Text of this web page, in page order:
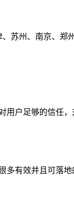
苏州、南京、
户足够的信任，
有效并且可落